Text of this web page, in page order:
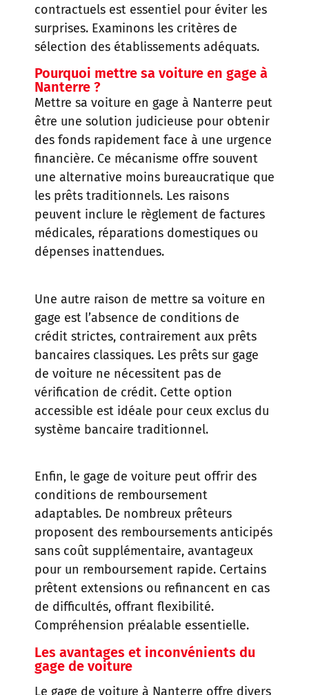
contractuels est essentiel pour éviter les
surprises. Examinons les critères de
sélection des établissements adéquats.
Pourquoi mettre sa voiture en gage à
Nanterre ?
Mettre sa voiture en gage à Nanterre peut
être une solution judicieuse pour obtenir
des fonds rapidement face à une urgence
financière. Ce mécanisme offre souvent
une alternative moins bureaucratique que
les prêts traditionnels. Les raisons
peuvent inclure le règlement de factures
médicales, réparations domestiques ou
dépenses inattendues.
Une autre raison de mettre sa voiture en
gage est l’absence de conditions de
crédit strictes, contrairement aux prêts
bancaires classiques. Les prêts sur gage
de voiture ne nécessitent pas de
vérification de crédit. Cette option
accessible est idéale pour ceux exclus du
système bancaire traditionnel.
Enfin, le gage de voiture peut offrir des
conditions de remboursement
adaptables. De nombreux prêteurs
proposent des remboursements anticipés
sans coût supplémentaire, avantageux
pour un remboursement rapide. Certains
prêtent extensions ou refinancent en cas
de difficultés, offrant flexibilité.
Compréhension préalable essentielle.
Les avantages et inconvénients du
gage de voiture
Le gage de voiture à Nanterre offre divers